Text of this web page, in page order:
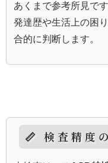
あくまで参考所見で
発達歴や生活上の困
合的に判断します。
📏 検査精度